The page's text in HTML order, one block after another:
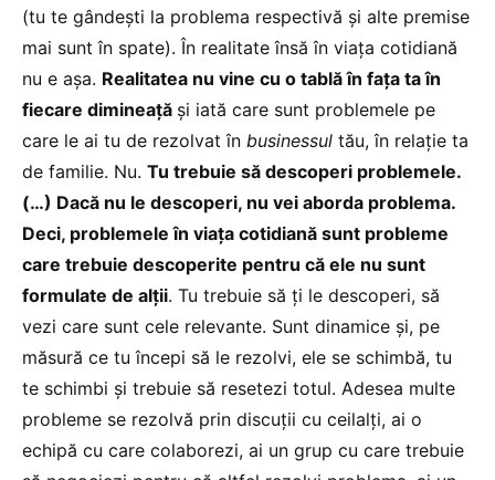
(tu te gândești la problema respectivă și alte premise
mai sunt în spate). În realitate însă în viața cotidiană
nu e așa. Realitatea nu vine cu o tablă în fața ta în
fiecare dimineață și iată care sunt problemele pe
care le ai tu de rezolvat în businessul tău, în relație ta
de familie. Nu. Tu trebuie să descoperi problemele.
(…) Dacă nu le descoperi, nu vei aborda problema.
Deci, problemele în viața cotidiană sunt probleme
care trebuie descoperite pentru că ele nu sunt
formulate de alții. Tu trebuie să ți le descoperi, să
vezi care sunt cele relevante. Sunt dinamice și, pe
măsură ce tu începi să le rezolvi, ele se schimbă, tu
te schimbi și trebuie să resetezi totul. Adesea multe
probleme se rezolvă prin discuții cu ceilalți, ai o
echipă cu care colaborezi, ai un grup cu care trebuie